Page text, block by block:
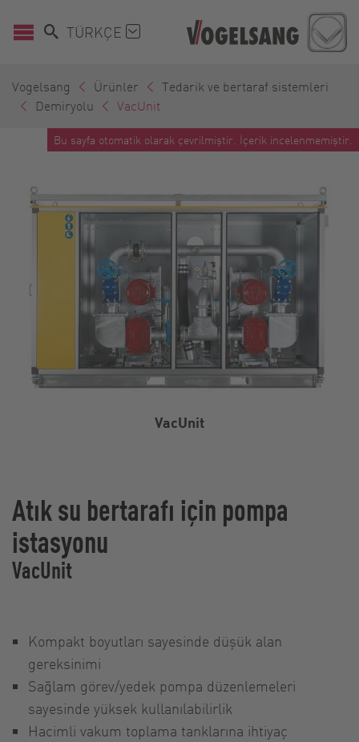
TÜRKÇE
Vogelsang Ürünler
Tedarik ve bertaraf sistemleri
Demiryolu
VacUnit
Bu sayfa otomatik olarak çevrilmiştir. İçerik incelenmemiştir.
VacUnit
Atık su bertarafı için pompa
istasyonu
VacUnit
Kompakt boyutları sayesinde düşük alan
gereksinimi
Sağlam görev/yedek pompa düzenlemeleri
sayesinde yüksek kullanılabilirlik
Hacimli vakum toplama tanklarına ihtiyaç